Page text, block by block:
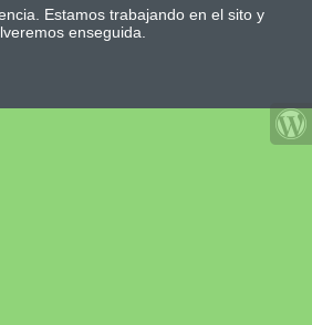
Estamos trabajando en el sito y
enseguida.